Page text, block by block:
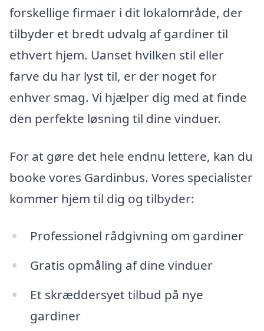
forskellige firmaer i dit lokalområde, der
tilbyder et bredt udvalg af gardiner til
ethvert hjem. Uanset hvilken stil eller
farve du har lyst til, er der noget for
enhver smag. Vi hjælper dig med at finde
den perfekte løsning til dine vinduer.
For at gøre det hele endnu lettere, kan du
booke vores Gardinbus. Vores specialister
kommer hjem til dig og tilbyder:
Professionel rådgivning om gardiner
Gratis opmåling af dine vinduer
Et skræddersyet tilbud på nye
gardiner